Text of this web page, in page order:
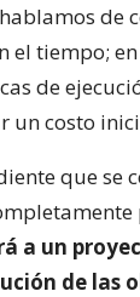
de
el tiempo;
de
un costo
que se
a un
de las